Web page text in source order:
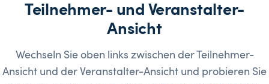
Teilnehmer- und Veranstalter-
Ansicht
Wechseln Sie oben links zwischen der Teilnehmer-
Ansicht und der Veranstalter-Ansicht und probieren Sie